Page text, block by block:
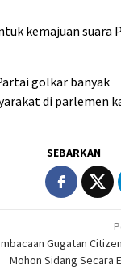
kemajuan suara
golkar banyak
di parlemen
SEBARKAN
Gugatan
Mohon Sidang Secara